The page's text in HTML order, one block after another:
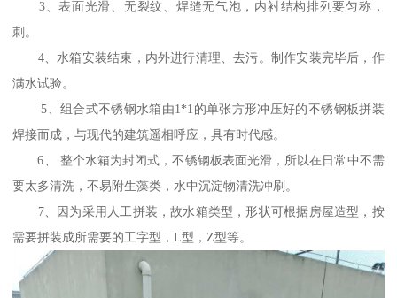
3、表面光滑、无裂纹、焊缝无气泡，内衬结构排列要匀称，
刺。
4、水箱安装结束，内外进行清理、去污。制作安装完毕后，作
满水试验。
5、组合式不锈钢水箱由1*1的单张方形冲压好的不锈钢板拼装
焊接而成，与现代的建筑遥相呼应，具有时代感。
6、 整个水箱为封闭式，不锈钢板表面光滑，所以在日常中不需
要太多清洗，不易附生藻类，水中沉淀物清洗冲刷。
7、因为采用人工拼装，故水箱类型，形状可根据房屋造型，按
需要拼装成所需要的工字型，L型，Z型等。